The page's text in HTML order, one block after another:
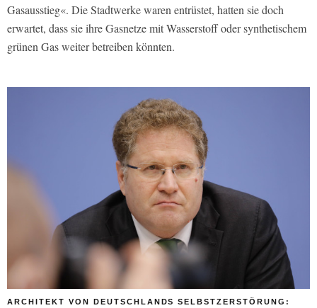
Gasausstieg«. Die Stadtwerke waren entrüstet, hatten sie doch
erwartet, dass sie ihre Gasnetze mit Wasserstoff oder synthetischem
grünen Gas weiter betreiben könnten.
ARCHITEKT VON DEUTSCHLANDS SELBSTZERSTÖRUNG: